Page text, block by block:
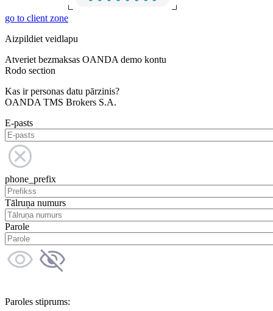
go to client zone
Aizpildiet veidlapu
Atveriet bezmaksas OANDA demo kontu
Rodo section
Kas ir personas datu pārzinis?
OANDA TMS Brokers S.A.
E-pasts
phone_prefix
Tālruņa numurs
Parole
Paroles stiprums: